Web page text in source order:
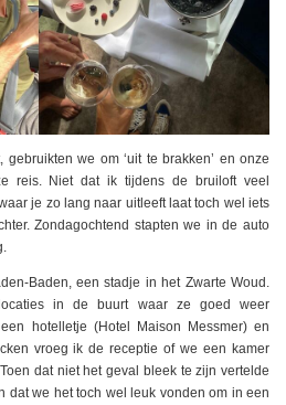
we om ‘uit te brakken’ en onze
reis. Niet dat ik tijdens de bruiloft veel
je zo lang naar uitleeft laat toch wel iets
Zondagochtend stapten we in de auto
Baden, een stadje in het Zwarte Woud.
in de buurt waar ze goed weer
hotelletje (Hotel Maison Messmer) en
vroeg ik de receptie of we een kamer
dat niet het geval bleek te zijn vertelde
dat we het toch wel leuk vonden om in een